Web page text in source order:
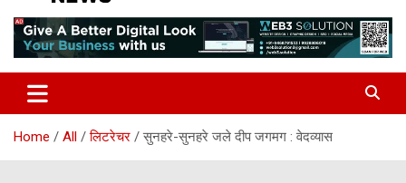
daylifenews
Home All लिटरेचर सुनहरे-सुनहरे जले दीप जगमग : वेदव्यास